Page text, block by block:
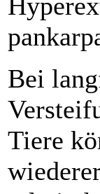
Bei
Tiere